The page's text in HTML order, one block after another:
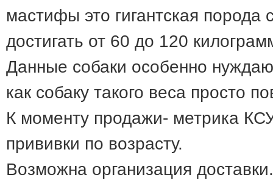
мастифы это гигантская порода
достигать от 60 до 120
Данные собаки особенно
как собаку такого веса просто
К моменту продажи- метрика
прививки по возрасту.
Возможна организация доставки.